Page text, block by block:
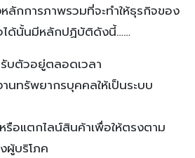
ลักการภาพรวมที่จะทำให้ธุรกิจของ
ได้นั้นมีหลักปฏิบัติดังนี้……
บตัวอยู่ตลอดเวลา
นทรัพยากรบุคคลให้เป็นระบบ
อแตกไลน์สินค้าเพื่อให้ตรงตาม
ผู้บริโภค